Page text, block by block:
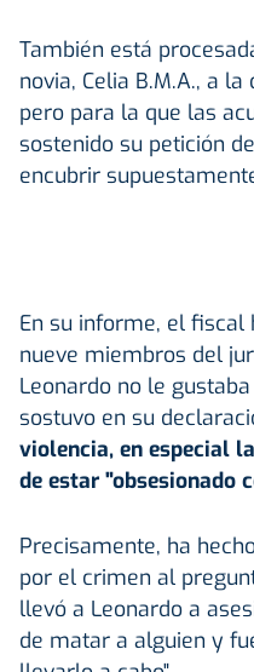
También está
novia, Celia B.M.A., a
pero para la que las
sostenido su petición
encubrir
En su informe, el
nueve miembros del
Leonardo no le
sostuvo en su
violencia, en especial
de estar "obsesionado
Precisamente, ha
por el crimen al
llevó a Leonardo a
de matar a alguien y